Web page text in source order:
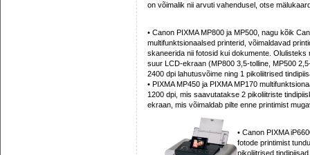
on võimalik nii arvuti vahendusel, otse
• Canon PIXMA MP800 ja MP500, nagu kõik
multifunktsionaalsed printerid, võimaldavad
skaneerida nii fotosid kui dokumente. Olulisteks
suur LCD-ekraan (MP800 3,5-tolline, MP500
2400 dpi lahutusvõime ning 1 pikoliitrised
• PIXMA MP450 ja PIXMA MP170
1200 dpi, mis saavutatakse 2 pikoliitriste
ekraan, mis võimaldab pilte enne printimist
• Canon PIXMA
fotode printimist
pikoliitrised